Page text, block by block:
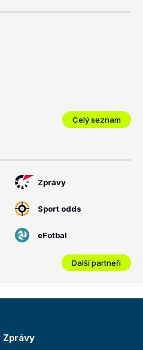
Celý seznam
Zprávy
Sport odds
eFotbal
Další partneři
Zprávy